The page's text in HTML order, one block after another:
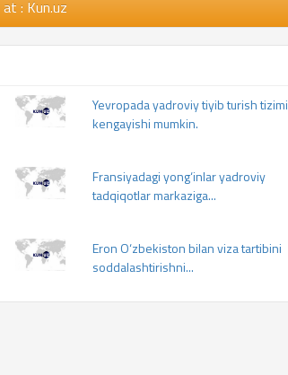
at : Kun.uz
Yevropada yadroviy tiyib turish tizimi
kengayishi mumkin.
Fransiyadagi yong‘inlar yadroviy
tadqiqotlar markaziga...
Eron O‘zbekiston bilan viza tartibini
soddalashtirishni...